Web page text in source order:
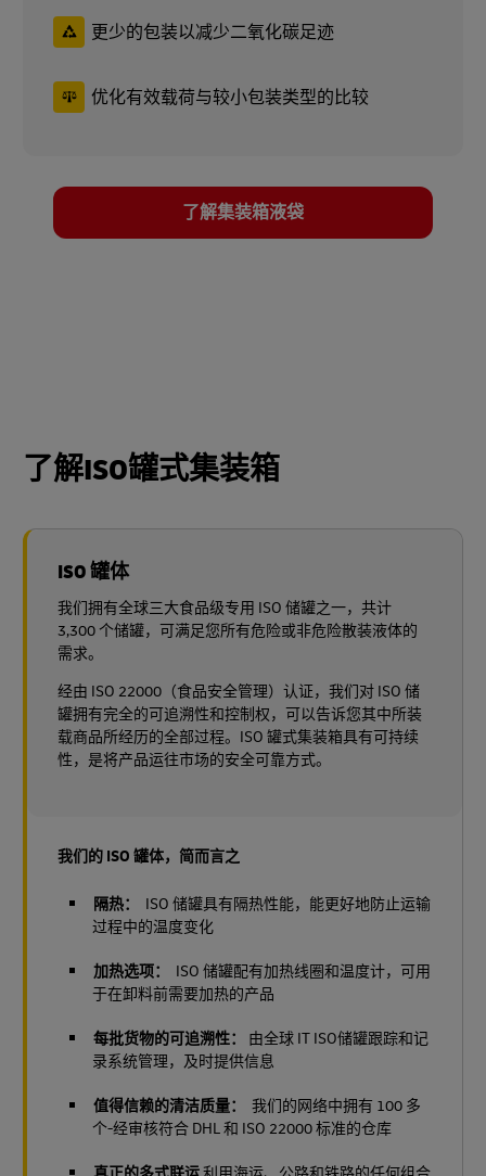
更少的包装以减少二氧化碳足迹
优化有效载荷与较小包装类型的比较
了解集装箱液袋
了解ISO罐式集装箱
ISO 罐体
我们拥有全球三大食品级专用 ISO 储罐之一，共计
3,300 个储罐，可满足您所有危险或非危险散装液体的
需求。
经由 ISO 22000（食品安全管理）认证，我们对 ISO 储
罐拥有完全的可追溯性和控制权，可以告诉您其中所装
载商品所经历的全部过程。ISO 罐式集装箱具有可持续
性，是将产品运往市场的安全可靠方式。
我们的 ISO 罐体，简而言之
隔热：
ISO 储罐具有隔热性能，能更好地防止运输
过程中的温度变化
加热选项：
ISO 储罐配有加热线圈和温度计，可用
于在卸料前需要加热的产品
每批货物的可追溯性： 由全球 IT ISO储罐跟踪和记
录系统管理，及时提供信息
值得信赖的清洁质量：
我们的网络中拥有 100 多
个-经审核符合 DHL 和 ISO 22000 标准的仓库